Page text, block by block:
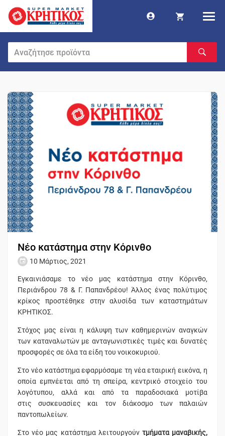
Νέο κατάστημα στην Κόρινθο
10 Μάρτιος, 2021
Εγκαινιάσαμε το νέο μας κατάστημα στην Κόρινθο,
Περιάνδρου 78 & Γ. Παπανδρέου! Άλλος ένας πολύτιμος
κρίκος προστέθηκε στην αλυσίδα των καταστημάτων
ΚΡΗΤΙΚΟΣ.
Στόχος μας είναι η κάλυψη των καθημερινών αναγκών
των καταναλωτών με ανταγωνιστικές τιμές και δυνατές
προσφορές σε όλα τα είδη του νοικοκυριού.
Στο νέο κατάστημα εφαρμόσαμε τη νέα εταιρική εικόνα, η
οποία εμπνέεται από τη σπείρα, κεντρικό στοιχείο του
λογότυπου, αλλά και από τα παραδοσιακά μοτίβα
στις συσκευασίες και τον διάκοσμο των παλαιών
παντοπωλείων.
Στο νέο μας κατάστημα λειτουργούν τμήματα μαναβικής,